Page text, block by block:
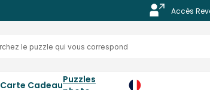
Accès
Carte CadeauPuzzles